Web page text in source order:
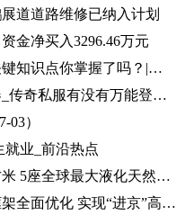
道道路维修已纳入计划
金净买入3296.46万元
夏日健康帖丨科学防晒，这些关键知识点你掌握了吗？|世界观察
即时焦点：手游传奇万能登陆器_传奇私服有没有万能登录器
03）
就业_前沿热点
当前聚焦：单罐容量达27万立方米 5座全球最大液化天然气储罐主体结构完工
天天即时：东北铁路列车运行框架全面优化 实现“进京”高铁“公交化”